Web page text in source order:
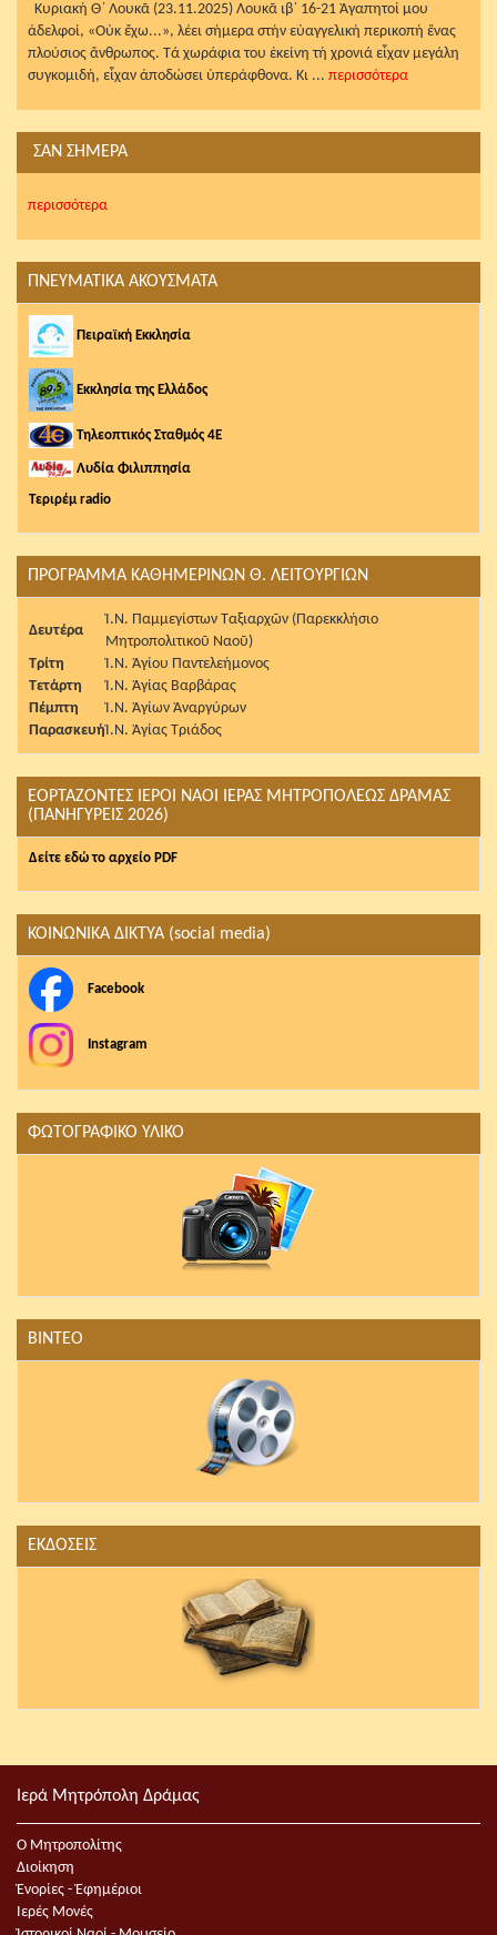
Κυριακή Θ΄ Λουκᾶ (23.11.2025) Λουκᾶ ιβ΄ 16-21 Ἀγαπητοί μου
ἀδελφοί, «Οὐκ ἔχω...», λέει σήμερα στήν εὐαγγελική περικοπή ἕνας
πλούσιος ἄνθρωπος. Τά χωράφια του ἐκείνη τή χρονιά εἶχαν μεγάλη
συγκομιδή, εἶχαν ἀποδώσει ὑπεράφθονα. Κι ... περισσότερα
ΣΑΝ ΣΗΜΕΡΑ
περισσότερα
ΠΝΕΥΜΑΤΙΚΑ ΑΚΟΥΣΜΑΤΑ
Πειραϊκή Εκκλησία
Εκκλησία της Ελλάδος
Τηλεοπτικός Σταθμός 4Ε
Λυδία Φιλιππησία
Τεριρέμ radio
ΠΡΟΓΡΑΜΜΑ ΚΑΘΗΜΕΡΙΝΩΝ Θ. ΛΕΙΤΟΥΡΓΙΩΝ
Δευτέρα
Ἱ.Ν. Παμμεγίστων Ταξιαρχῶν (Παρεκκλήσιο
Μητροπολιτικοῦ Ναοῦ)
Τρίτη
Ἱ.Ν. Ἁγίου Παντελεήμονος
Τετάρτη
Ἱ.Ν. Ἁγίας Βαρβάρας
Πέμπτη
Ἱ.Ν. Ἁγίων Ἀναργύρων
ΠαρασκευήἹ.Ν. Ἁγίας Τριάδος
ΕΟΡΤΑΖΟΝΤΕΣ ΙΕΡΟΙ ΝΑΟΙ ΙΕΡΑΣ ΜΗΤΡΟΠΟΛΕΩΣ ΔΡΑΜΑΣ
(ΠΑΝΗΓΥΡΕΙΣ 2026)
Δείτε εδώ το αρχείο PDF
ΚΟΙΝΩΝΙΚΑ ΔΙΚΤΥΑ (social media)
Facebook
Instagram
ΦΩΤΟΓΡΑΦΙΚΟ ΥΛΙΚΟ
ΒΙΝΤΕΟ
ΕΚΔΟΣΕΙΣ
Ιερά Μητρόπολη Δράμας
Ο Μητροπολίτης
Διοίκηση
Ἐνορίες - Ἐφημέριοι
Ιερές Μονές